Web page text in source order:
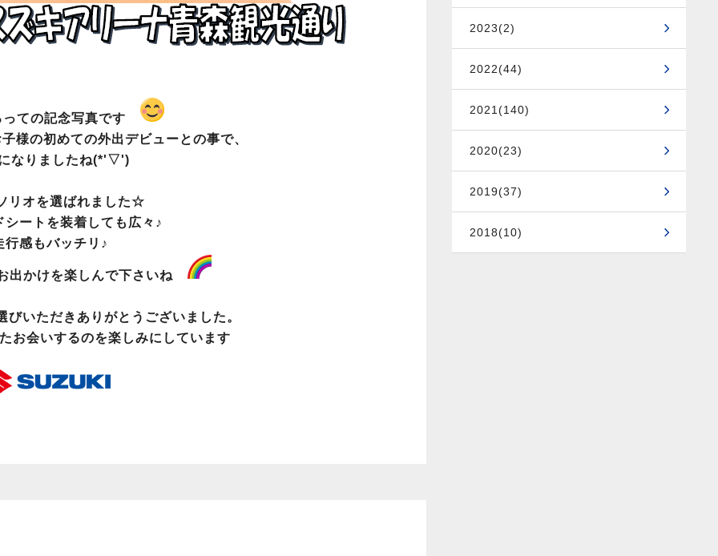
っての記念写真です
様の初めての外出デビューとの事で、
なりましたね(*'▽')
リオを選ばれました☆
シートを装着しても広々♪
行感もバッチリ♪
出かけを楽しんで下さいね
びいただきありがとうございました。
お会いするのを楽しみにしています
2023(2)
2022(44)
2021(140)
2020(23)
2019(37)
2018(10)